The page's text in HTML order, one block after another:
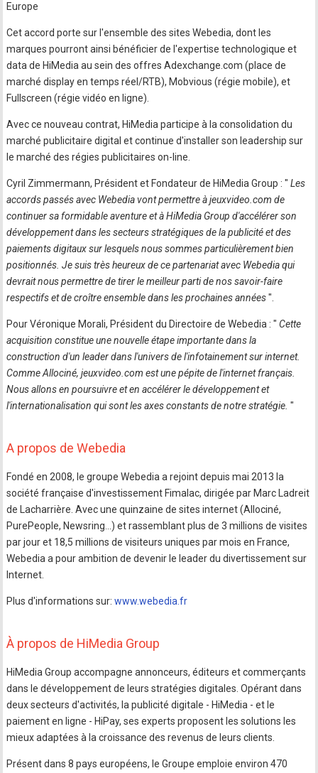
Europe
Cet accord porte sur l'ensemble des sites Webedia, dont les
marques pourront ainsi bénéficier de l'expertise technologique et
data de HiMedia au sein des offres Adexchange.com (place de
marché display en temps réel/RTB), Mobvious (régie mobile), et
Fullscreen (régie vidéo en ligne).
Avec ce nouveau contrat, HiMedia participe à la consolidation du
marché publicitaire digital et continue d'installer son leadership sur
le marché des régies publicitaires on-line.
Cyril Zimmermann, Président et Fondateur de HiMedia Group : " Les
accords passés avec Webedia vont permettre à jeuxvideo.com de
continuer sa formidable aventure et à HiMedia Group d'accélérer son
développement dans les secteurs stratégiques de la publicité et des
paiements digitaux sur lesquels nous sommes particulièrement bien
positionnés. Je suis très heureux de ce partenariat avec Webedia qui
devrait nous permettre de tirer le meilleur parti de nos savoir-faire
respectifs et de croître ensemble dans les prochaines années".
Pour Véronique Morali, Président du Directoire de Webedia : " Cette
acquisition constitue une nouvelle étape importante dans la
construction d'un leader dans l'univers de l'infotainement sur internet.
Comme Allociné, jeuxvideo.com est une pépite de l'internet français.
Nous allons en poursuivre et en accélérer le développement et
l'internationalisation qui sont les axes constants de notre stratégie."
A propos de Webedia
Fondé en 2008, le groupe Webedia a rejoint depuis mai 2013 la
société française d'investissement Fimalac, dirigée par Marc Ladreit
de Lacharrière. Avec une quinzaine de sites internet (Allociné,
PurePeople, Newsring…) et rassemblant plus de 3 millions de visites
par jour et 18,5 millions de visiteurs uniques par mois en France,
Webedia a pour ambition de devenir le leader du divertissement sur
Internet.
Plus d'informations sur:www.webedia.fr
À propos de HiMedia Group
HiMedia Group accompagne annonceurs, éditeurs et commerçants
dans le développement de leurs stratégies digitales. Opérant dans
deux secteurs d'activités, la publicité digitale - HiMedia - et le
paiement en ligne - HiPay, ses experts proposent les solutions les
mieux adaptées à la croissance des revenus de leurs clients.
Présent dans 8 pays européens, le Groupe emploie environ 470